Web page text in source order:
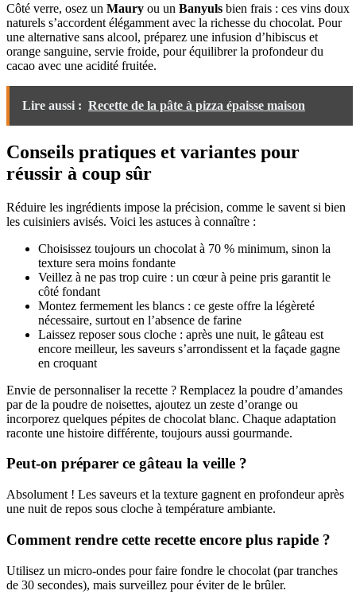
Côté verre, osez un Maury ou un Banyuls bien frais : ces vins doux
naturels s’accordent élégamment avec la richesse du chocolat. Pour
une alternative sans alcool, préparez une infusion d’hibiscus et
orange sanguine, servie froide, pour équilibrer la profondeur du
cacao avec une acidité fruitée.
Lire aussi : Recette de la pâte à pizza épaisse maison
Conseils pratiques et variantes pour
réussir à coup sûr
Réduire les ingrédients impose la précision, comme le savent si bien
les cuisiniers avisés. Voici les astuces à connaître :
Choisissez toujours un chocolat à 70 % minimum, sinon la
texture sera moins fondante
Veillez à ne pas trop cuire : un cœur à peine pris garantit le
côté fondant
Montez fermement les blancs : ce geste offre la légèreté
nécessaire, surtout en l’absence de farine
Laissez reposer sous cloche : après une nuit, le gâteau est
encore meilleur, les saveurs s’arrondissent et la façade gagne
en croquant
Envie de personnaliser la recette ? Remplacez la poudre d’amandes
par de la poudre de noisettes, ajoutez un zeste d’orange ou
incorporez quelques pépites de chocolat blanc. Chaque adaptation
raconte une histoire différente, toujours aussi gourmande.
Peut-on préparer ce gâteau la veille ?
Absolument ! Les saveurs et la texture gagnent en profondeur après
une nuit de repos sous cloche à température ambiante.
Comment rendre cette recette encore plus rapide ?
Utilisez un micro-ondes pour faire fondre le chocolat (par tranches
de 30 secondes), mais surveillez pour éviter de le brûler.